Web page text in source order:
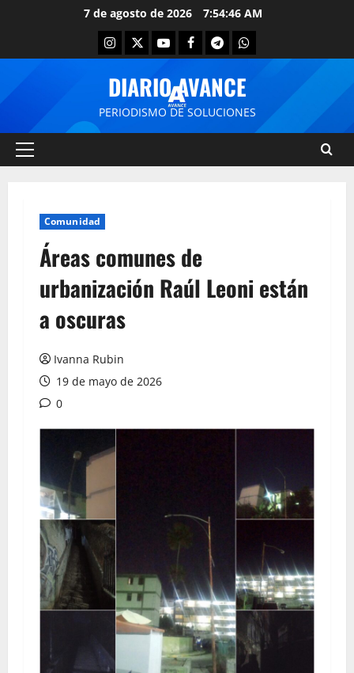
7 de agosto de 2026 7:54:47 AM
DIARIO AVANCE
PERIODISMO DE SOLUCIONES
Comunidad
Áreas comunes de
urbanización Raúl Leoni están
a oscuras
Ivanna Rubin
19 de mayo de 2026
0